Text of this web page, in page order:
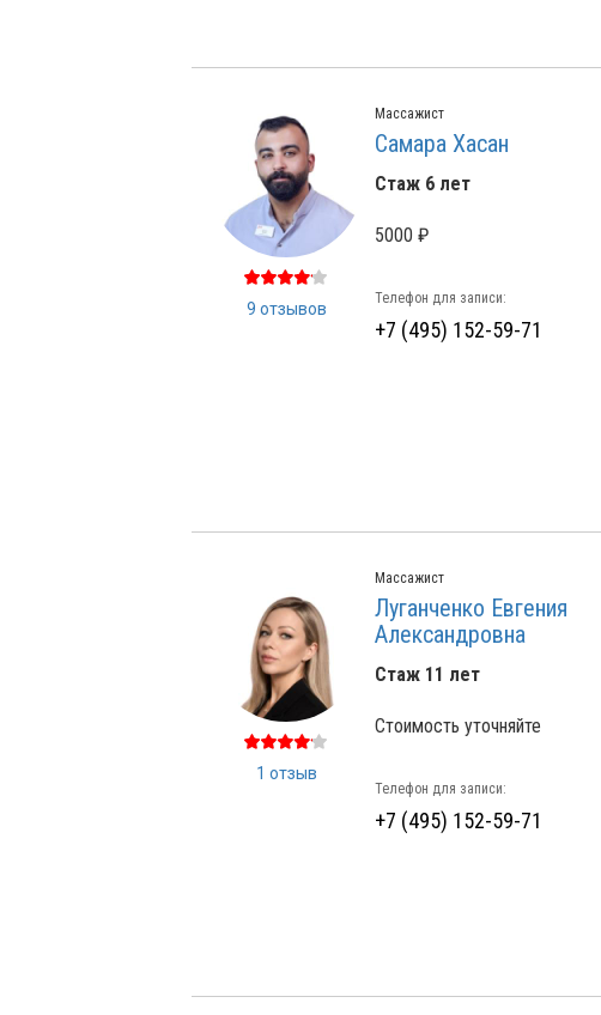
9 отзывов
Массажист
Самара Хасан
Стаж 6 лет
5000 ₽
Телефон для записи:
+7 (495) 152-59-71
1 отзыв
Массажист
Луганченко Евгения
Александровна
Стаж 11 лет
Стоимость уточняйте
Телефон для записи:
+7 (495) 152-59-71